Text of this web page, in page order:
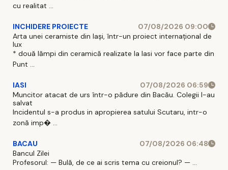
cu realitat ...
INCHIDERE PROIECTE
07/08/2026 09:00
Arta unei ceramiste din Iași, într-un proiect internațional de
lux
* două lămpi din ceramică realizate la Iasi vor face parte din
Punt ...
IASI
07/08/2026 06:59
Muncitor atacat de urs într-o pădure din Bacău. Colegii l-au
salvat
Incidentul s-a produs in apropierea satului Scutaru, intr-o
zonă imp� ...
BACAU
07/08/2026 06:48
Bancul Zilei
Profesorul: — Bulă, de ce ai scris tema cu creionul? — ...